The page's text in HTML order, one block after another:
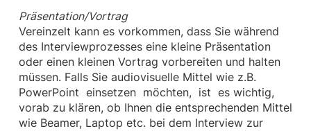
Präsentation/Vortrag
Vereinzelt kann es vorkommen, dass Sie während
des Interviewprozesses eine kleine Präsentation
oder einen kleinen Vortrag vorbereiten und halten
müssen. Falls Sie audiovisuelle Mittel wie z.B.
PowerPoint einsetzen möchten, ist es wichtig,
vorab zu klären, ob Ihnen die entsprechenden Mittel
wie Beamer, Laptop etc. bei dem Interview zur